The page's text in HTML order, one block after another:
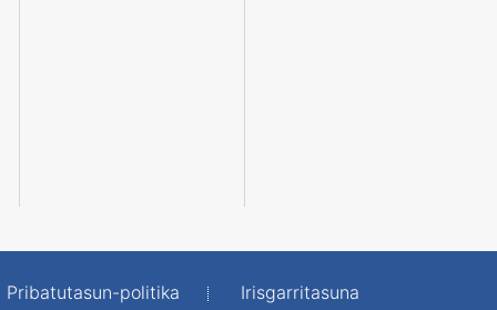
Pribatutasun-politika Irisgarritasuna